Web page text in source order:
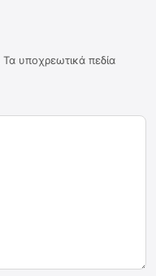
Τα υποχρεωτικά πεδία